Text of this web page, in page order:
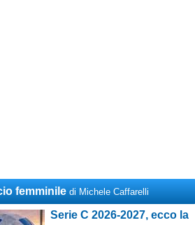
femminile di Michele Caffarelli
Serie C 2026-2027, ecco la